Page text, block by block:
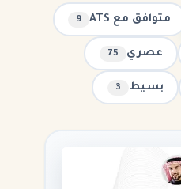
متوافق مع ATS 9
عصري 75
بسيط 3